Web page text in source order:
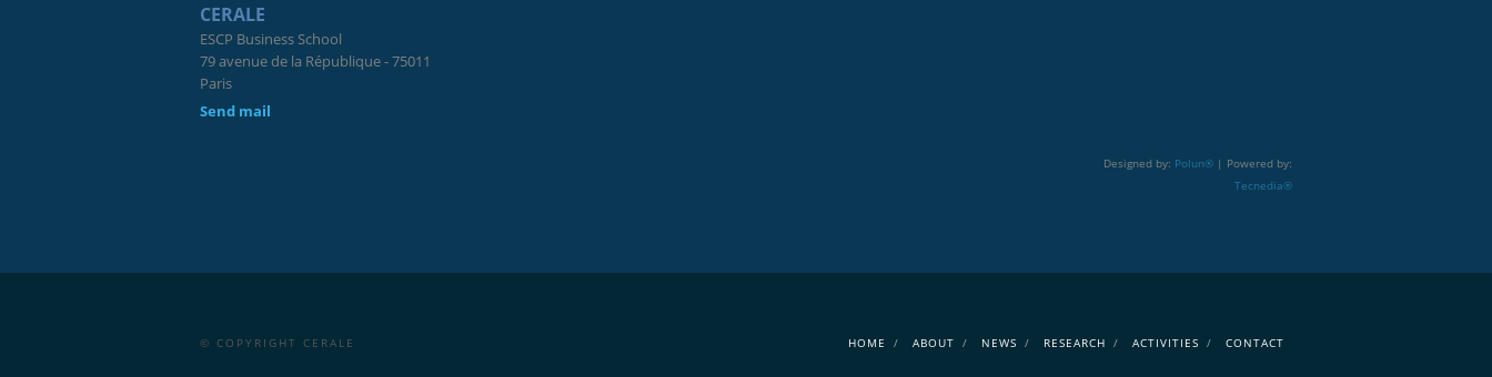
CERALE
ESCP Business School
79 avenue de la République - 75011
Paris
Send mail
Designed by: Polun®| Powered by:
Tecnedia®
© COPYRIGHT CERALE HOME ABOUT NEWS RESEARCH ACTIVITIES CONTACT